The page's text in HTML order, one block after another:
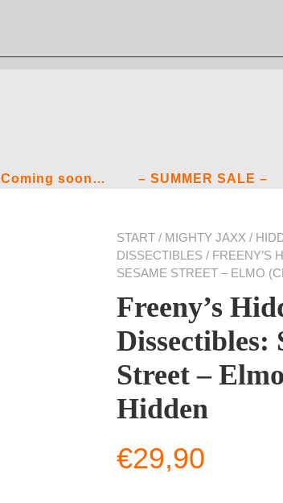
Coming soon… – SUMMER SALE –
START / MIGHTY JAXX /
DISSECTIBLES / FREENY’S
SESAME STREET – ELMO
Freeny’s
Dissectibles:
Street –
Hidden
€29,90